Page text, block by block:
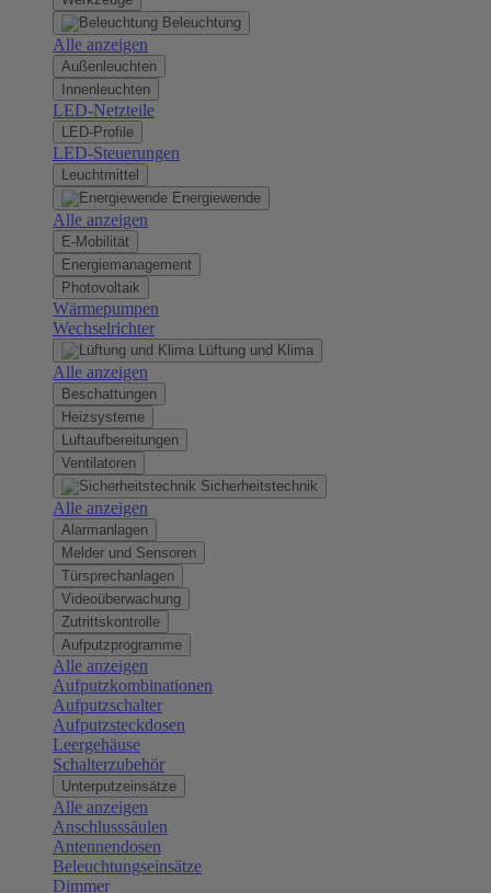
Beleuchtung
Alle anzeigen
Außenleuchten
Innenleuchten
LED-Netzteile
LED-Profile
LED-Steuerungen
Leuchtmittel
Energiewende
Alle anzeigen
E-Mobilität
Energiemanagement
Photovoltaik
Wärmepumpen
Wechselrichter
Lüftung und Klima
Alle anzeigen
Beschattungen
Heizsysteme
Luftaufbereitungen
Ventilatoren
Sicherheitstechnik
Alle anzeigen
Alarmanlagen
Melder und Sensoren
Türsprechanlagen
Videoüberwachung
Zutrittskontrolle
Aufputzprogramme
Alle anzeigen
Aufputzkombinationen
Aufputzschalter
Aufputzsteckdosen
Leergehäuse
Schalterzubehör
Unterputzeinsätze
Alle anzeigen
Anschlusssäulen
Antennendosen
Beleuchtungseinsätze
Dimmer